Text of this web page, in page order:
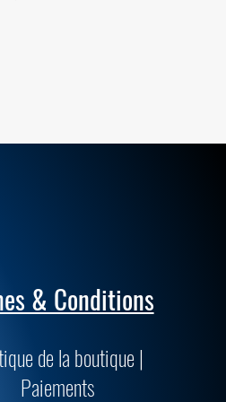
& Conditions
de la boutique |
Paiements